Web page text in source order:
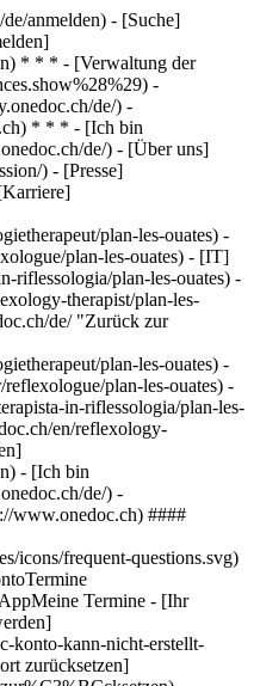
anmelden) - [Suche]
* * * - [Verwaltung der
-
de/) -
* * * - [Ich bin
de/) - [Über uns]
) - [Presse]
plan-les-ouates) -
plan-les-ouates) - [IT]
riflessologia/plan-les-ouates) -
therapist/plan-les-
de/ "Zurück zur
plan-les-ouates) -
plan-les-ouates) -
in-riflessologia/plan-les-
en/reflexology-
- [Ich bin
de/) -
www.onedoc.ch) ####
icons/frequent-questions.svg)
Termine - [Ihr
konto-kann-nicht-erstellt-
zurücksetzen]